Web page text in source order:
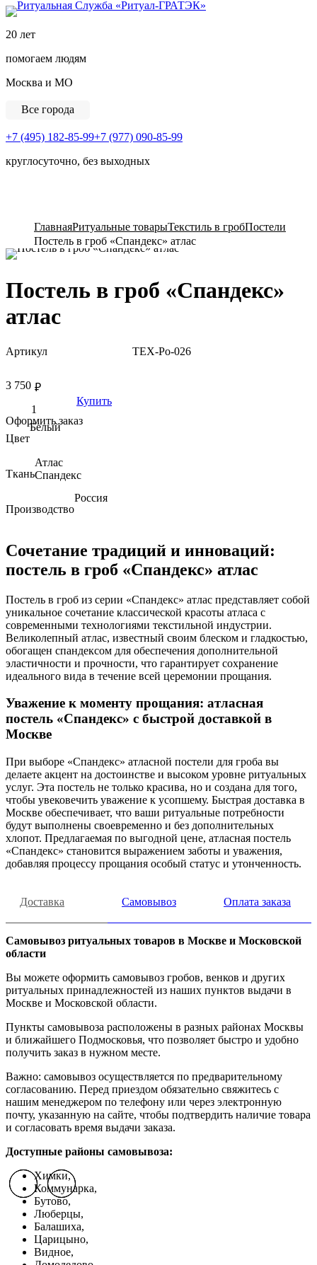
20 лет
помогаем людям
Москва и МО
Все города
+7 (495) 182-85-99+7 (977) 090-85-99
круглосуточно, без выходных
ГлавнаяРитуальные товарыТекстиль в гробПостели
Постель в гроб «Спандекс» атлас
Постель в гроб «Спандекс»
атлас
Артикул TEX-Po-026
₽
3 750
Купить
Оформить заказ
Цвет
Белый
Ткань
Атлас
Спандекс
Производство
Россия
Сочетание традиций и инноваций:
постель в гроб «Спандекс» атлас
Постель в гроб из серии «Спандекс» атлас представляет собой
уникальное сочетание классической красоты атласа с
современными технологиями текстильной индустрии.
Великолепный атлас, известный своим блеском и гладкостью,
обогащен спандексом для обеспечения дополнительной
эластичности и прочности, что гарантирует сохранение
идеального вида в течение всей церемонии прощания.
Уважение к моменту прощания: атласная
постель «Спандекс» с быстрой доставкой в
Москве
При выборе «Спандекс» атласной постели для гроба вы
делаете акцент на достоинстве и высоком уровне ритуальных
услуг. Эта постель не только красива, но и создана для того,
чтобы увековечить уважение к усопшему. Быстрая доставка в
Москве обеспечивает, что ваши ритуальные потребности
будут выполнены своевременно и без дополнительных
хлопот. Предлагаемая по выгодной цене, атласная постель
«Спандекс» становится выражением заботы и уважения,
добавляя процессу прощания особый статус и утонченность.
Доставка Самовывоз Оплата заказа
Самовывоз ритуальных товаров в Москве и Московской
области
Вы можете оформить самовывоз гробов, венков и других
ритуальных принадлежностей из наших пунктов выдачи в
Москве и Московской области.
Пункты самовывоза расположены в разных районах Москвы
и ближайшего Подмосковья, что позволяет быстро и удобно
получить заказ в нужном месте.
Важно: самовывоз осуществляется по предварительному
согласованию. Перед приездом обязательно свяжитесь с
нашим менеджером по телефону или через электронную
почту, указанную на сайте, чтобы подтвердить наличие товара
и согласовать время выдачи заказа.
Доступные районы самовывоза:
Химки,
Коммунарка,
Бутово,
Люберцы,
Балашиха,
Царицыно,
Видное,
Previous slide
Next slide
Previous slide
Next slide
Previous slide
Next slide